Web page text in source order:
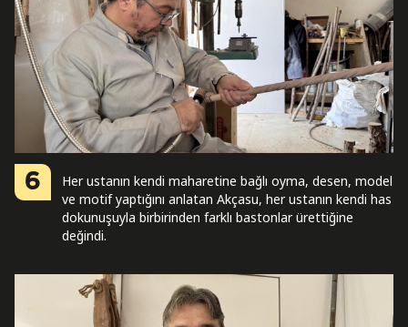
6
Her ustanın kendi maharetine bağlı oyma, desen, model
ve motif yaptığını anlatan Akçasu, her ustanın kendi has
dokunuşuyla birbirinden farklı bastonlar ürettiğine
değindi.